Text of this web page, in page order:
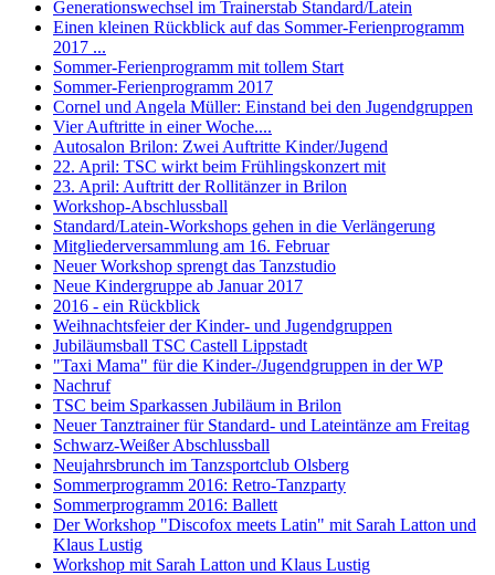
Generationswechsel im Trainerstab Standard/Latein
Einen kleinen Rückblick auf das Sommer-Ferienprogramm
2017 ...
Sommer-Ferienprogramm mit tollem Start
Sommer-Ferienprogramm 2017
Cornel und Angela Müller: Einstand bei den Jugendgruppen
Vier Auftritte in einer Woche....
Autosalon Brilon: Zwei Auftritte Kinder/Jugend
22. April: TSC wirkt beim Frühlingskonzert mit
23. April: Auftritt der Rollitänzer in Brilon
Workshop-Abschlussball
Standard/Latein-Workshops gehen in die Verlängerung
Mitgliederversammlung am 16. Februar
Neuer Workshop sprengt das Tanzstudio
Neue Kindergruppe ab Januar 2017
2016 - ein Rückblick
Weihnachtsfeier der Kinder- und Jugendgruppen
Jubiläumsball TSC Castell Lippstadt
"Taxi Mama" für die Kinder-/Jugendgruppen in der WP
Nachruf
TSC beim Sparkassen Jubiläum in Brilon
Neuer Tanztrainer für Standard- und Lateintänze am Freitag
Schwarz-Weißer Abschlussball
Neujahrsbrunch im Tanzsportclub Olsberg
Sommerprogramm 2016: Retro-Tanzparty
Sommerprogramm 2016: Ballett
Der Workshop "Discofox meets Latin" mit Sarah Latton und
Klaus Lustig
Workshop mit Sarah Latton und Klaus Lustig